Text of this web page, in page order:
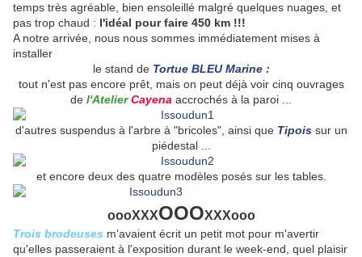
temps très agréable, bien ensoleillé malgré quelques nuages, et
pas trop chaud : l'idéal pour faire 450 km !!!
A notre arrivée, nous nous sommes immédiatement mises à
installer
le stand de Tortue BLEU Marine:
tout n'est pas encore prêt, mais on peut déjà voir cinq ouvrages
de l'AtelierCayena accrochés à la paroi ...
d'autres suspendus à l'arbre à "bricoles", ainsi que Tipoissur un
piédestal ...
et encore deux des quatre modèles posés sur les tables.
oooXXXOOOXXXooo
Trois brodeuses m'avaient écrit un petit mot pour m'avertir
qu'elles passeraient à l'exposition durant le week-end, quel plaisir